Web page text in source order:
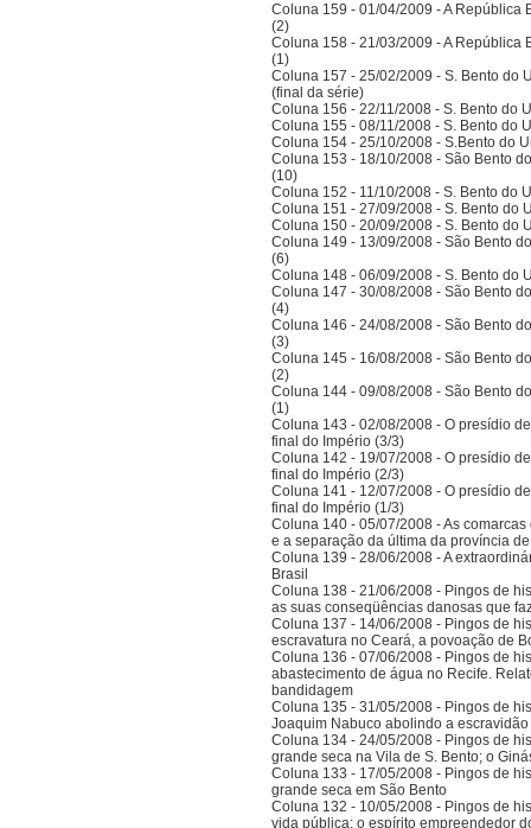
Coluna 159 - 01/04/2009 - A República
(2)
Coluna 158 - 21/03/2009 - A República
(1)
Coluna 157 - 25/02/2009 - S. Bento do
(final da série)
Coluna 156 - 22/11/2008 - S. Bento do
Coluna 155 - 08/11/2008 - S. Bento do
Coluna 154 - 25/10/2008 - S.Bento do
Coluna 153 - 18/10/2008 - São Bento
(10)
Coluna 152 - 11/10/2008 - S. Bento do
Coluna 151 - 27/09/2008 - S. Bento do
Coluna 150 - 20/09/2008 - S. Bento do
Coluna 149 - 13/09/2008 - São Bento
(6)
Coluna 148 - 06/09/2008 - S. Bento do
Coluna 147 - 30/08/2008 - São Bento
(4)
Coluna 146 - 24/08/2008 - São Bento
(3)
Coluna 145 - 16/08/2008 - São Bento
(2)
Coluna 144 - 09/08/2008 - São Bento
(1)
Coluna 143 - 02/08/2008 - O presídio
final do Império (3/3)
Coluna 142 - 19/07/2008 - O presídio
final do Império (2/3)
Coluna 141 - 12/07/2008 - O presídio
final do Império (1/3)
Coluna 140 - 05/07/2008 - As
e a separação da última da província
Coluna 139 - 28/06/2008 - A
Brasil
Coluna 138 - 21/06/2008 - Pingos de
as suas conseqüências danosas que
Coluna 137 - 14/06/2008 - Pingos de
escravatura no Ceará, a povoação de
Coluna 136 - 07/06/2008 - Pingos de
abastecimento de água no Recife.
bandidagem
Coluna 135 - 31/05/2008 - Pingos de
Joaquim Nabuco abolindo a
Coluna 134 - 24/05/2008 - Pingos de
grande seca na Vila de S. Bento; o
Coluna 133 - 17/05/2008 - Pingos de
grande seca em São Bento
Coluna 132 - 10/05/2008 - Pingos de
vida pública; o espírito empreendedor